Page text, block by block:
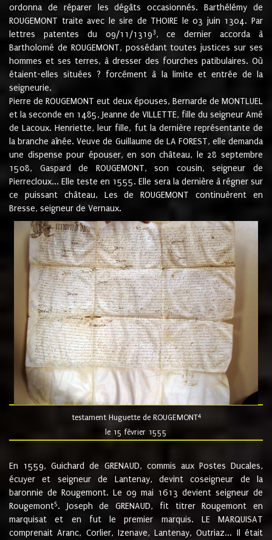
ordonna de réparer les dégâts occasionnés. Barthélémy de
ROUGEMONT traite avec le sire de THOIRE le 03 juin 1304. Par
lettres patentes du 09/11/13193, ce dernier accorda à
Bartholomé de ROUGEMONT, possédant toutes justices sur ses
hommes et ses terres, à dresser des fourches patibulaires. Où
étaient-elles situées ? forcément à la limite et entrée de la
seigneurie.
Pierre de ROUGEMONT eut deux épouses, Bernarde de MONTLUEL
et la seconde en 1485, Jeanne de VILLETTE, fille du seigneur Amé
de Lacoux. Henriette, leur fille, fut la dernière représentante de
la branche aînée. Veuve de Guillaume de LA FOREST, elle demanda
une dispense pour épouser, en son château, le 28 septembre
1508, Gaspard de ROUGEMONT, son cousin, seigneur de
Pierrecloux... Elle teste en 1555. Elle sera la dernière à régner sur
ce puissant château. Les de ROUGEMONT continuèrent en
Bresse, seigneur de Vernaux.
testament Huguette de ROUGEMONT4
le 15 février 1555
En 1559, Guichard de GRENAUD, commis aux Postes Ducales,
écuyer et seigneur de Lantenay, devint coseigneur de la
baronnie de Rougemont. Le 09 mai 1613 devient seigneur de
Rougemont5. Joseph de GRENAUD, fit titrer Rougemont en
marquisat et en fut le premier marquis. LE MARQUISAT
comprenait Aranc, Corlier, Izenave, Lantenay, Outriaz... Il était